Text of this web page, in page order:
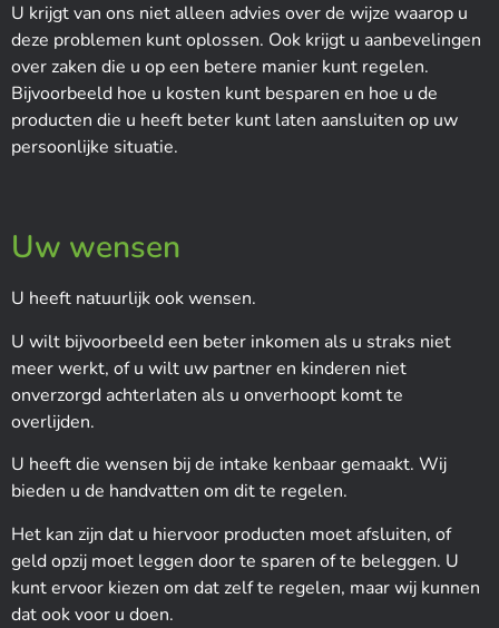
U krijgt van ons niet alleen advies over de wijze waarop u
deze problemen kunt oplossen. Ook krijgt u aanbevelingen
over zaken die u op een betere manier kunt regelen.
Bijvoorbeeld hoe u kosten kunt besparen en hoe u de
producten die u heeft beter kunt laten aansluiten op uw
persoonlijke situatie.
Uw wensen
U heeft natuurlijk ook wensen.
U wilt bijvoorbeeld een beter inkomen als u straks niet
meer werkt, of u wilt uw partner en kinderen niet
onverzorgd achterlaten als u onverhoopt komt te
overlijden.
U heeft die wensen bij de intake kenbaar gemaakt. Wij
bieden u de handvatten om dit te regelen.
Het kan zijn dat u hiervoor producten moet afsluiten, of
geld opzij moet leggen door te sparen of te beleggen. U
kunt ervoor kiezen om dat zelf te regelen, maar wij kunnen
dat ook voor u doen.